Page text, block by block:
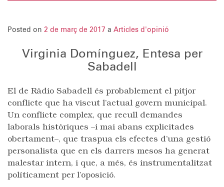
Posted on 2 de març de 2017 a Articles d'opinió
Virginia Domínguez, Entesa per
Sabadell
El de Ràdio Sabadell és probablement el pitjor
conflicte que ha viscut l’actual govern municipal.
Un conflicte complex, que recull demandes
laborals històriques –i mai abans explicitades
obertament–, que traspua els efectes d’una gestió
personalista que en els darrers mesos ha generat
malestar intern, i que, a més, és instrumentalitzat
políticament per l’oposició.